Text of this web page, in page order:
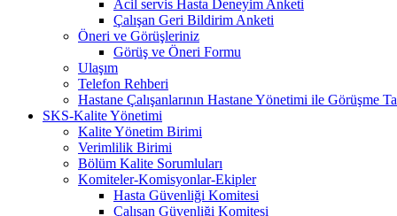
Acil servis Hasta Deneyim Anketi
Çalışan Geri Bildirim Anketi
Öneri ve Görüşleriniz
Görüş ve Öneri Formu
Ulaşım
Telefon Rehberi
Hastane Çalışanlarının Hastane Yönetimi ile Görüşme
SKS-Kalite Yönetimi
Kalite Yönetim Birimi
Verimlilik Birimi
Bölüm Kalite Sorumluları
Komiteler-Komisyonlar-Ekipler
Hasta Güvenliği Komitesi
Çalışan Güvenliği Komitesi